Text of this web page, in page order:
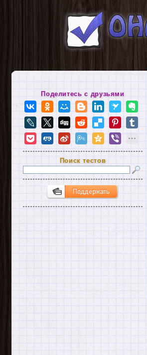
Поделитесь с друзьями
Поиск тестов